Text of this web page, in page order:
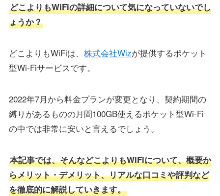
どこよりもWiFiの詳細について気になっていないでし
ょうか？
どこよりもWiFiは、 株式会社Wizが提供するポケット
型Wi-Fiサービスです。
2022年7月から料金プランが変更となり、契約期間の
縛りがあるものの月間100GB使えるポケット型Wi-Fi
の中では非常に安いと言えるでしょう。
本記事では、そんなどこよりもWiFiについて、概要か
らメリット・デメリット、リアルな口コミや評判など
を徹底的に解説していきます。